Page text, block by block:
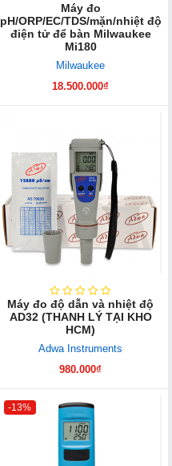
Máy đo
pH/ORP/EC/TDS/mặn/nhiệt độ
điện tử để bàn Milwaukee
Mi180
Milwaukee
18.500.000₫
Máy đo độ dẫn và nhiệt độ
AD32 (THANH LÝ TẠI KHO
HCM)
Adwa Instruments
980.000₫
-13%